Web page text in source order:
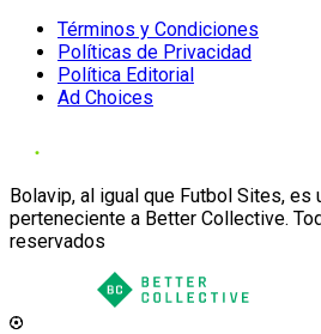
Términos y Condiciones
Políticas de Privacidad
Política Editorial
Ad Choices
Bolavip, al igual que Futbol Sites, es
perteneciente a Better Collective.
reservados